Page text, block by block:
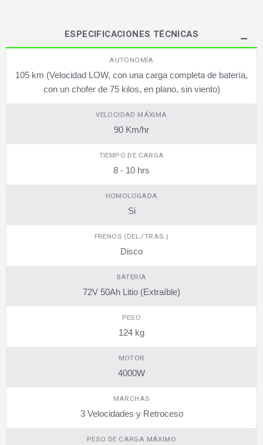
ESPECIFICACIONES TÉCNICAS
AUTONOMÍA
105 km (Velocidad LOW, con una carga completa de batería,
con un chofer de 75 kilos, en plano, sin viento)
VELOCIDAD MÁXIMA
90 Km/hr
TIEMPO DE CARGA
8 - 10 hrs
HOMOLOGADA
Si
FRENOS (DEL./TRAS.)
Disco
BATERÍA
72V 50Ah Litio (Extraíble)
PESO
124 kg
MOTOR
4000W
MARCHAS
3 Velocidades y Retroceso
PESO DE CARGA MÁXIMO